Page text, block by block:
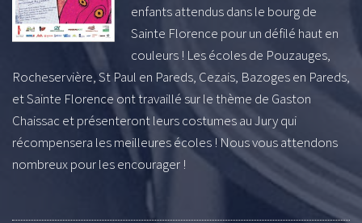
enfants attendus dans le bourg de
Sainte Florence pour un défilé haut en
couleurs ! Les écoles de Pouzauges,
Rocheservière, St Paul en Pareds, Cezais, Bazoges en Pareds,
et Sainte Florence ont travaillé sur le thème de Gaston
Chaissac et présenteront leurs costumes au Jury qui
récompensera les meilleures écoles ! Nous vous attendons
nombreux pour les encourager !